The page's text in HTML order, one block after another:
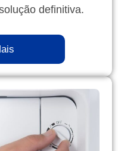
definitiva.